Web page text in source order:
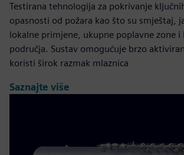
Testirana tehnologija za pokrivanje
opasnosti od požara kao što su smještaj,
lokalne primjene, ukupne poplavne zone i
područja. Sustav omogućuje brzo
koristi širok razmak mlaznica
Saznajte više